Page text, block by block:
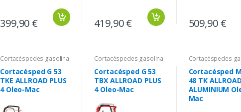
399,90 € 419,90 € 509,90 €
Cortacéspedes gasolina
Cortacésped G 53
TKE ALLROAD PLUS
4 Oleo-Mac
Cortacéspedes gasolina
Cortacésped G 53
TBX ALLROAD PLUS
4 Oleo-Mac
Cortacéspedes
Cortacésped
48 TK ALLROAD
ALUMINIUM
Mac